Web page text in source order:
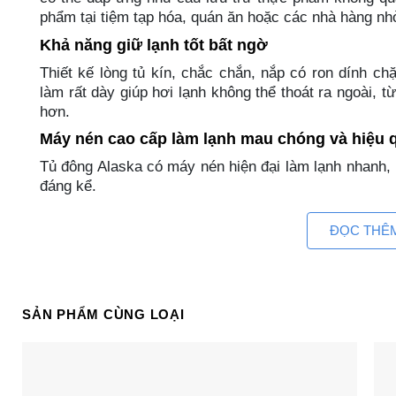
phẩm tại tiệm tạp hóa, quán ăn hoặc các nhà hàng
Khả năng giữ lạnh tốt bất ngờ
Thiết kế lòng tủ kín, chắc chắn, nắp có ron dính
làm rất dày giúp hơi lạnh không thể thoát ra ngoài,
hơn.
Máy nén cao cấp làm lạnh mau chóng và hiệu
Tủ đông Alaska có máy nén hiện đại làm lạnh
đáng kể.
Lòng tủ Alaska BD-400 bằng thép dễ vệ sinh
Chiếc tủ đông Alaska 1 ngăn này có lòng tủ làm
Phần bảng điều khiển được đặt bên ngoài và chỉ
ĐỌC
SẢN PHẨM CÙNG LOẠI